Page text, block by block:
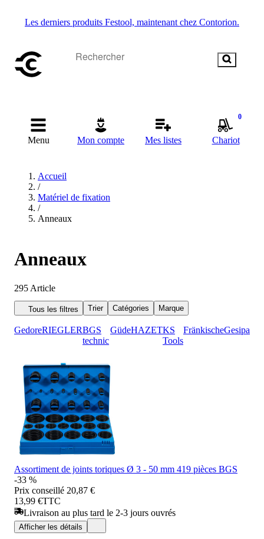
Les derniers produits Festool, maintenant chez Contorion.
Menu Mon compte Mes listes
0
Chariot
Accueil
/
Matériel de fixation
/
Anneaux
Anneaux
295 Article
Tous les filtres Trier Catégories Marque
GedoreRIEGLERBGS
technic
GüdeHAZETKS
Tools
FränkischeGesipa
Assortiment de joints toriques Ø 3 - 50 mm 419 pièces BGS
-33 %
Prix conseillé 20,87 €
13,99 €TTC
Livraison au plus tard le 2-3 jours ouvrés
Afficher les détails